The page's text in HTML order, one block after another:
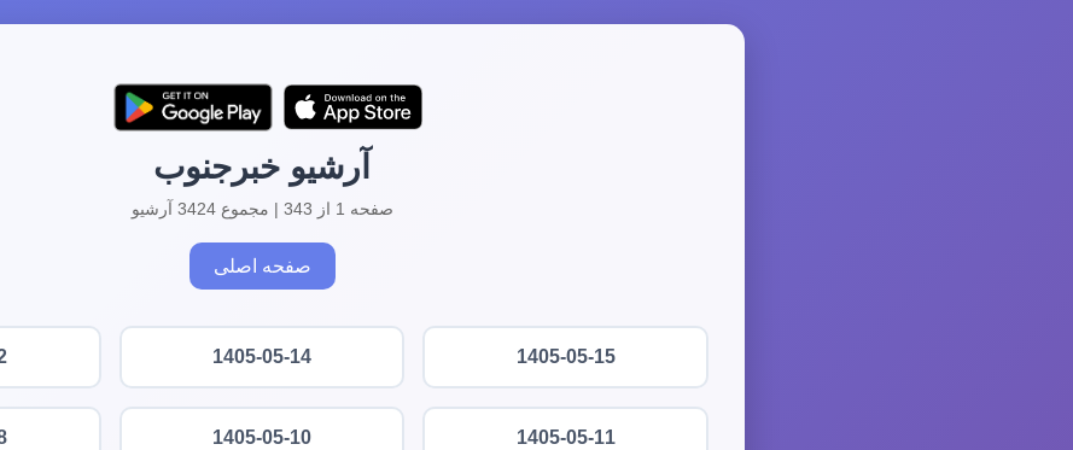
آرشیو خبرجنوب
صفحه 1 از 343 | مجموع 3424 آرشیو
صفحه اصلی
1405-05-15
1405-05-14
1405-05-11
1405-05-10